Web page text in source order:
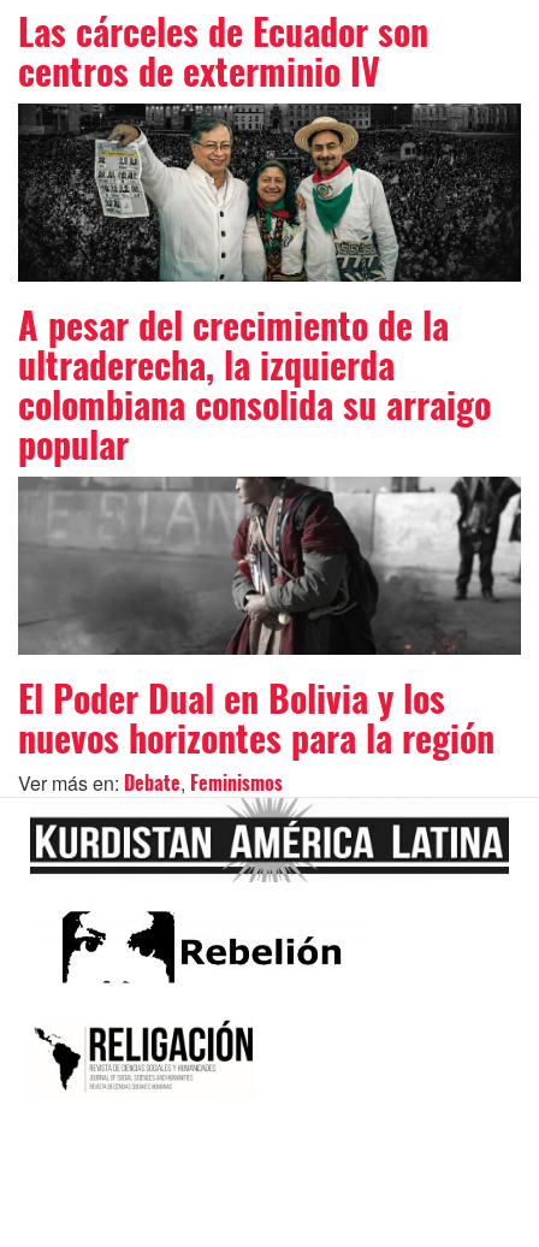
Las cárceles de Ecuador son
centros de exterminio IV
A pesar del crecimiento de la
ultraderecha, la izquierda
colombiana consolida su arraigo
popular
El Poder Dual en Bolivia y los
nuevos horizontes para la región
Ver más en: Debate, Feminismos